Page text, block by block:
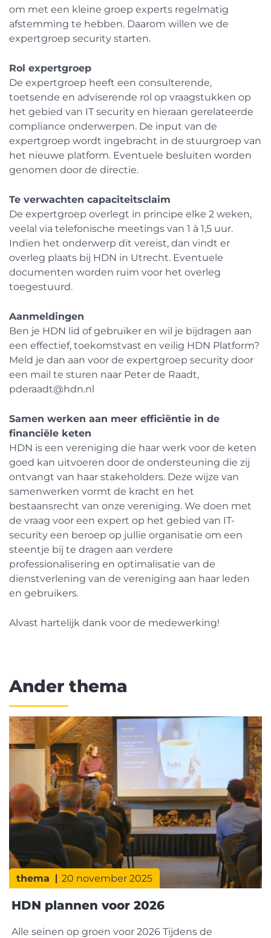
om met een kleine groep experts regelmatig
afstemming te hebben. Daarom willen we de
expertgroep security starten.
Rol expertgroep
De expertgroep heeft een consulterende,
toetsende en adviserende rol op vraagstukken op
het gebied van IT security en hieraan gerelateerde
compliance onderwerpen. De input van de
expertgroep wordt ingebracht in de stuurgroep van
het nieuwe platform. Eventuele besluiten worden
genomen door de directie.
Te verwachten capaciteitsclaim
De expertgroep overlegt in principe elke 2 weken,
veelal via telefonische meetings van 1 à 1,5 uur.
Indien het onderwerp dit vereist, dan vindt er
overleg plaats bij HDN in Utrecht. Eventuele
documenten worden ruim voor het overleg
toegestuurd.
Aanmeldingen
Ben je HDN lid of gebruiker en wil je bijdragen aan
een effectief, toekomstvast en veilig HDN Platform?
Meld je dan aan voor de expertgroep security door
een mail te sturen naar Peter de Raadt,
pderaadt@hdn.nl
Samen werken aan meer efficiëntie in de
financiële keten
HDN is een vereniging die haar werk voor de keten
goed kan uitvoeren door de ondersteuning die zij
ontvangt van haar stakeholders. Deze wijze van
samenwerken vormt de kracht en het
bestaansrecht van onze vereniging. We doen met
de vraag voor een expert op het gebied van IT-
security een beroep op jullie organisatie om een
steentje bij te dragen aan verdere
professionalisering en optimalisatie van de
dienstverlening van de vereniging aan haar leden
en gebruikers.
Alvast hartelijk dank voor de medewerking!
Ander thema
thema 20 november 2025
HDN plannen voor 2026
Alle seinen op groen voor 2026 Tijdens de